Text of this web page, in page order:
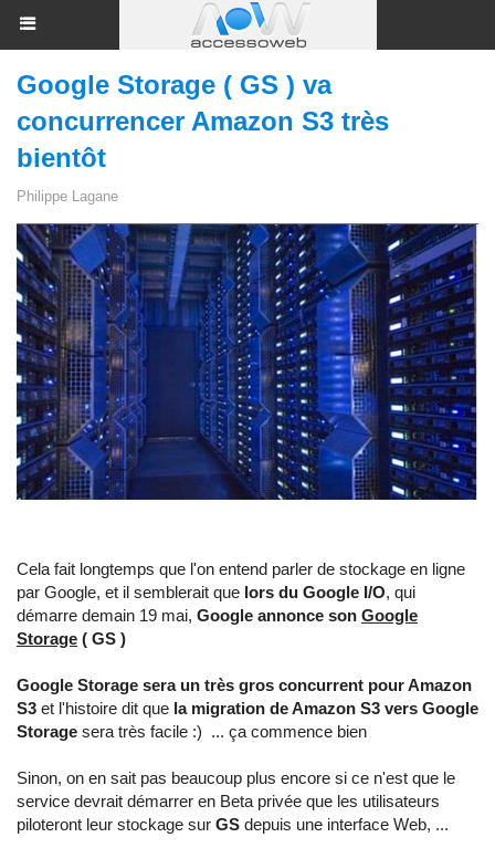
Google Storage ( GS ) va
concurrencer Amazon S3 très
bientôt
Philippe Lagane
Cela fait longtemps que l'on entend parler de stockage en ligne
par Google, et il semblerait que lors du Google I/O, qui
démarre demain 19 mai, Google annonce son Google
Storage ( GS )
Google Storage sera un très gros concurrent pour Amazon
S3 et l'histoire dit que la migration de Amazon S3 vers Google
Storage sera très facile :) ... ça commence bien
Sinon, on en sait pas beaucoup plus encore si ce n'est que le
service devrait démarrer en Beta privée que les utilisateurs
piloteront leur stockage sur GS depuis une interface Web, ...